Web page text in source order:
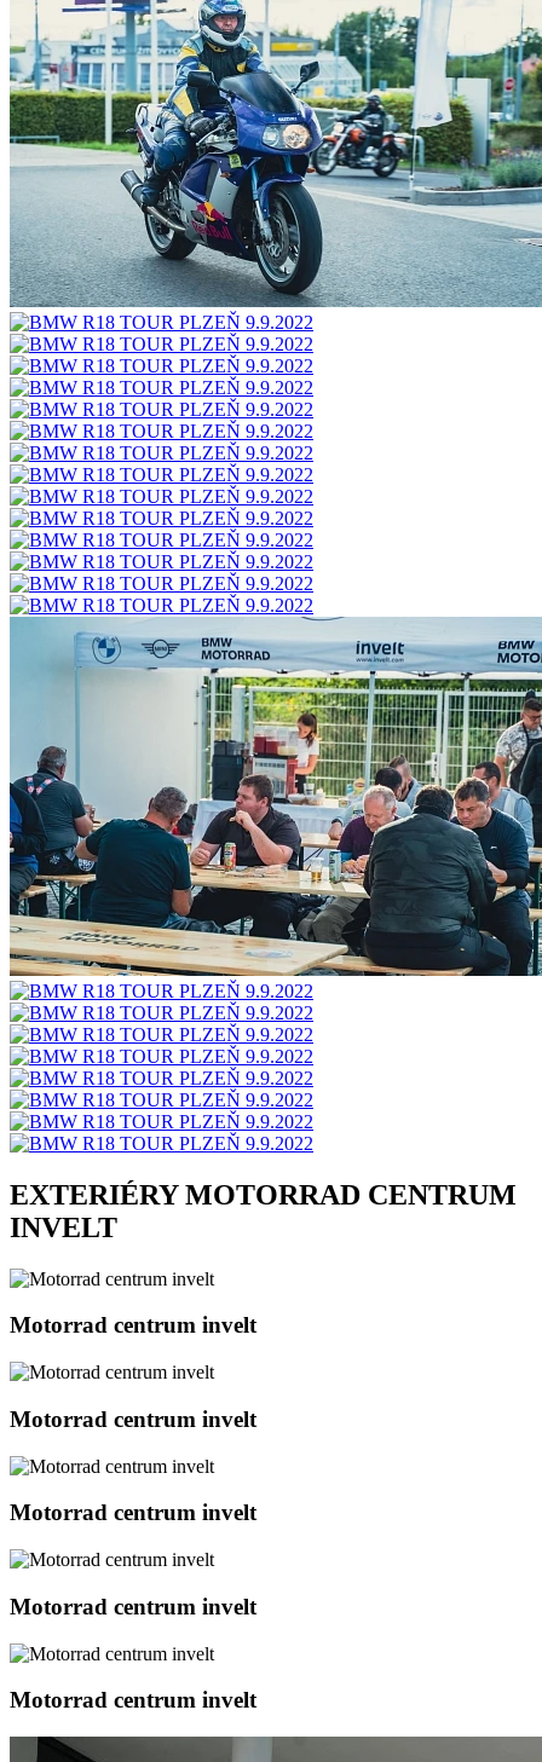
EXTERIÉRY MOTORRAD CENTRUM
INVELT
Motorrad centrum invelt
Motorrad centrum invelt
Motorrad centrum invelt
Motorrad centrum invelt
Motorrad centrum invelt